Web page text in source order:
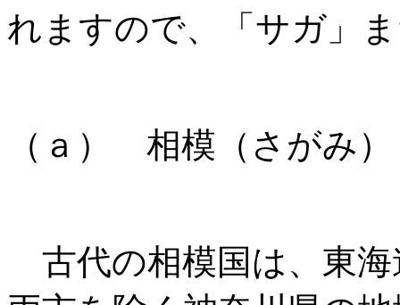
れますので、「サガ」
（ａ） 相模（さがみ）
古代の相模国は、東海